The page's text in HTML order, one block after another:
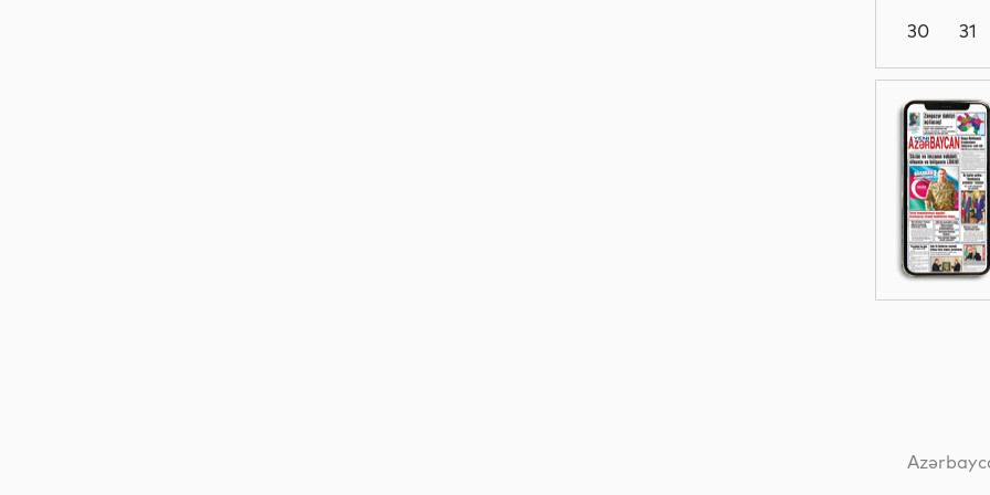
Dünya
Dünya
30
31